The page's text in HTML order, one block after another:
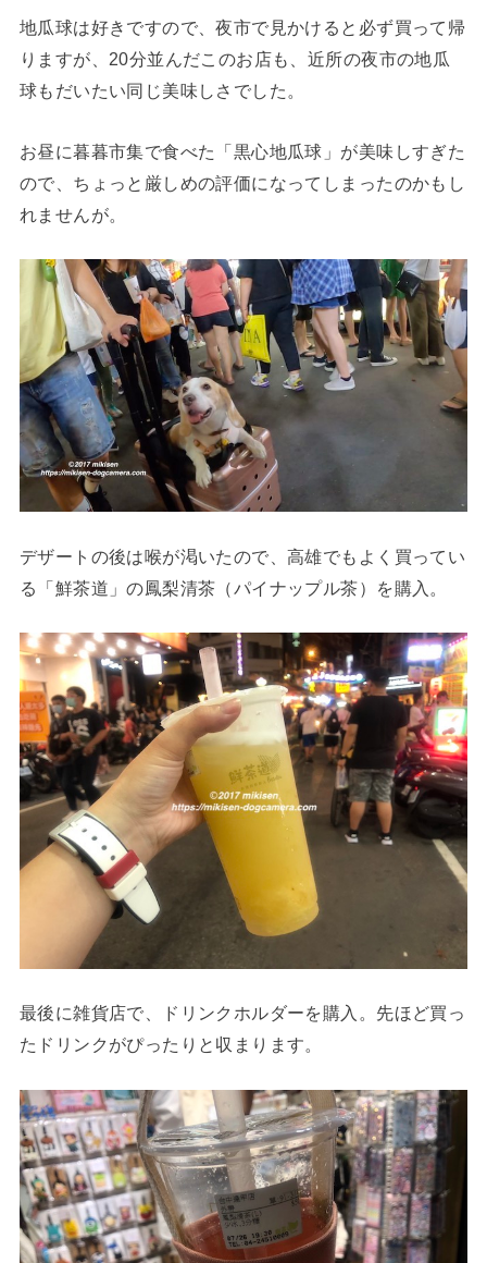
地瓜球は好きですので、夜市で見かけると必ず買って帰
りますが、20分並んだこのお店も、近所の夜市の地瓜
球もだいたい同じ美味しさでした。
お昼に暮暮市集で食べた「黒心地瓜球」が美味しすぎた
ので、ちょっと厳しめの評価になってしまったのかもし
れませんが。
デザートの後は喉が渇いたので、高雄でもよく買ってい
る「鮮茶道」の鳳梨清茶（パイナップル茶）を購入。
最後に雑貨店で、ドリンクホルダーを購入。先ほど買っ
たドリンクがぴったりと収まります。